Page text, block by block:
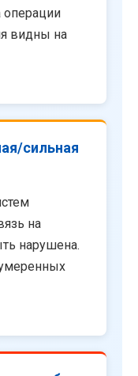
операции
видны на
сильная
на
нарушена.